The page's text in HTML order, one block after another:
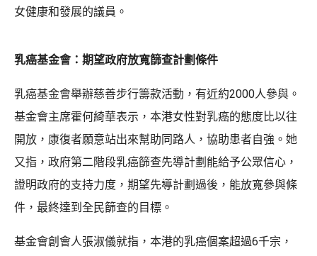
女健康和發展的議員。
乳癌基金會：期望政府放寬篩查計劃條件
乳癌基金會舉辦慈善步行籌款活動，有近約2000人參與。
基金會主席霍何綺華表示，本港女性對乳癌的態度比以往
開放，康復者願意站出來幫助同路人，協助患者自強。她
又指，政府第二階段乳癌篩查先導計劃能給予公眾信心，
證明政府的支持力度，期望先導計劃過後，能放寬參與條
件，最終達到全民篩查的目標。
基金會創會人張淑儀就指，本港的乳癌個案超過6千宗，